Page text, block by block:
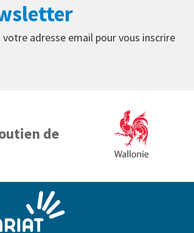
votre adresse email pour vous inscrire
de